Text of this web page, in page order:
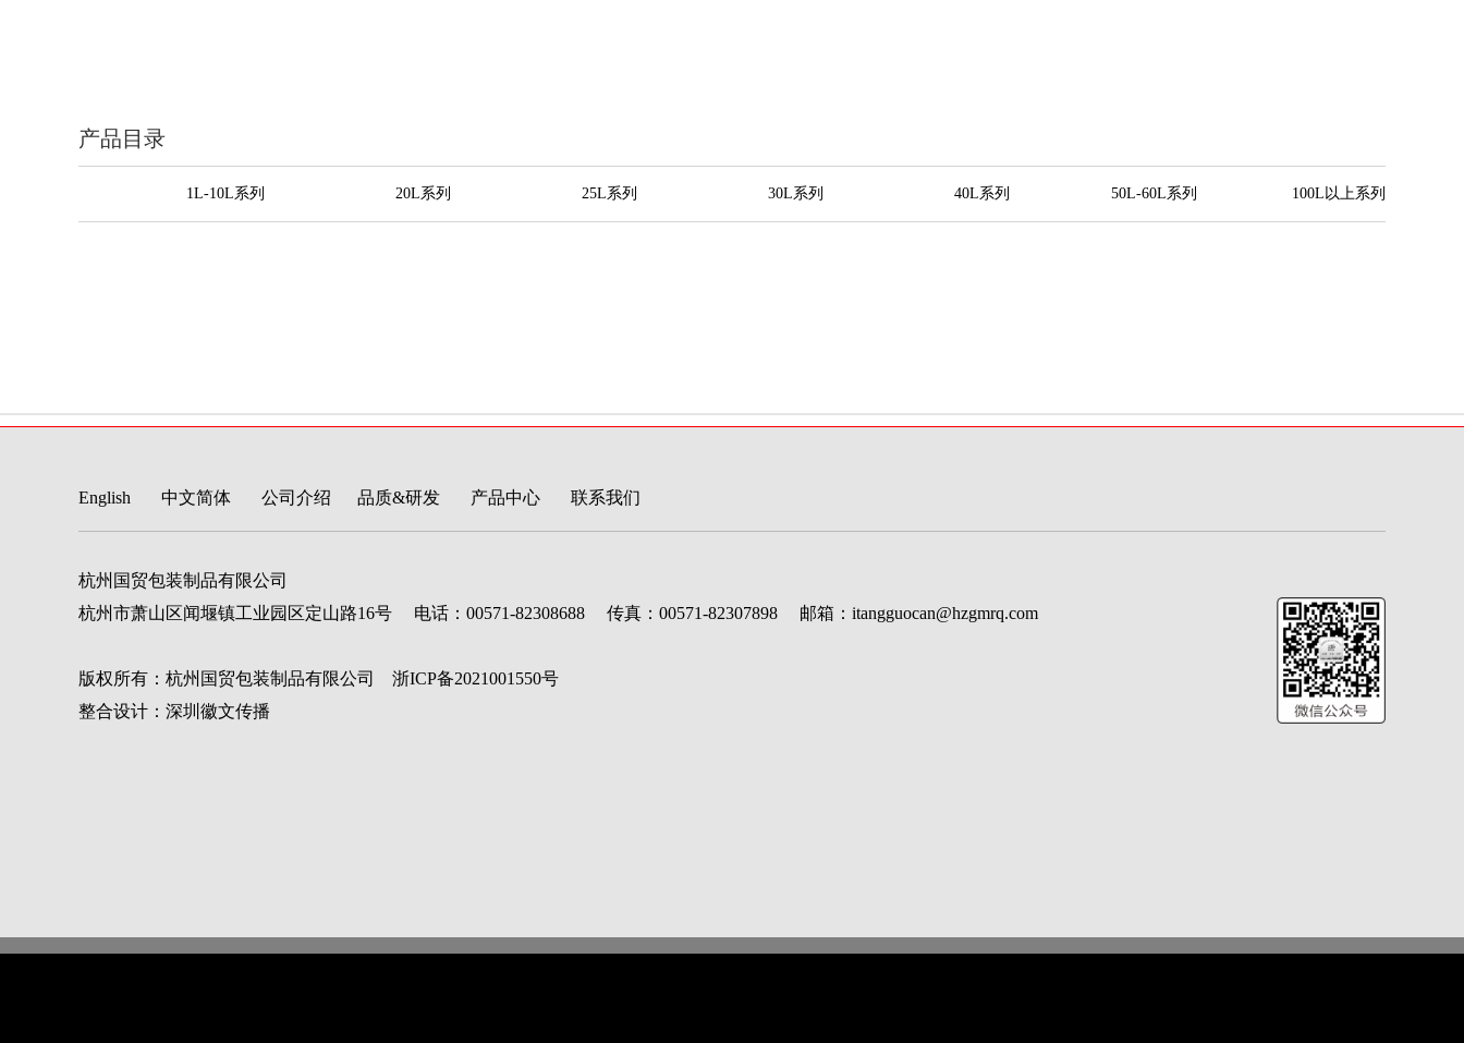
产品目录
1L-10L系列 20L系列 25L系列 30L系列 40L系列 50L-60L系列 100L以上系列
English 中文简体 公司介绍 品质&研发 产品中心 联系我们
杭州国贸包装制品有限公司
杭州市萧山区闻堰镇工业园区定山路16号 电话：00571-82308688 传真：00571-82307898 邮箱：itangguocan@hzgmrq.com
版权所有：杭州国贸包装制品有限公司 浙ICP备2021001550号
整合设计：深圳徽文传播